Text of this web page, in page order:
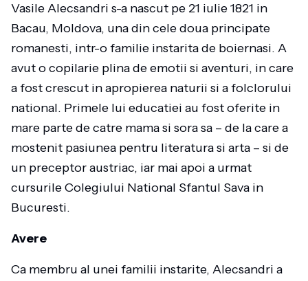
Vasile Alecsandri s-a nascut pe 21 iulie 1821 in
Bacau, Moldova, una din cele doua principate
romanesti, intr-o familie instarita de boiernasi. A
avut o copilarie plina de emotii si aventuri, in care
a fost crescut in apropierea naturii si a folclorului
national. Primele lui educatiei au fost oferite in
mare parte de catre mama si sora sa – de la care a
mostenit pasiunea pentru literatura si arta – si de
un preceptor austriac, iar mai apoi a urmat
cursurile Colegiului National Sfantul Sava in
Bucuresti.
Avere
Ca membru al unei familii instarite, Alecsandri a